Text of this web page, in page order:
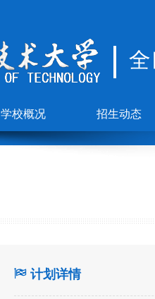
学校概况 招生动态
计划详情